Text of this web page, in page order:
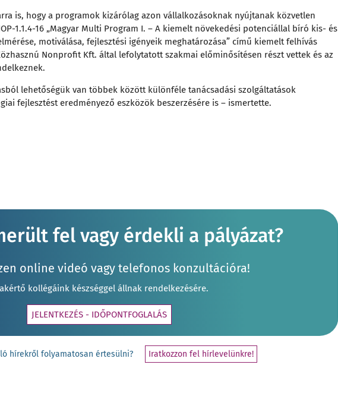
is, hogy a programok kizárólag azon vállalkozásoknak nyújtanak közvetlen
1.1.4-16 „Magyar Multi Program I. – A kiemelt növekedési potenciállal bíró kis- és
motiválása, fejlesztési igényeik meghatározása” című kiemelt felhívás
Nonprofit Kft. által lefolytatott szakmai előminősítésen részt vettek és az
lehetőségük van többek között különféle tanácsadási szolgáltatások
fejlesztést eredményező eszközök beszerzésére is – ismertette.
fel vagy érdekli a pályázat?
online videó vagy telefonos konzultációra!
kollégáink készséggel állnak rendelkezésére.
JELENTKEZÉS - IDŐPONTFOGLALÁS
hírekről folyamatosan értesülni? Iratkozzon fel hírlevelünkre!